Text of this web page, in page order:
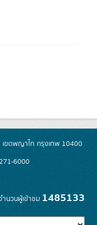
ขตพญาไท กรุงเทพ 10400
6000
ำนวนผู้เข้าชม 1485133